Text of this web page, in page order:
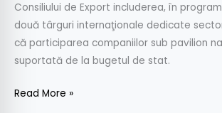
Consiliului de Export includerea, în
două târguri internaţionale dedicate
că participarea companiilor sub pavilion
suportată de la bugetul de stat.
Read More »